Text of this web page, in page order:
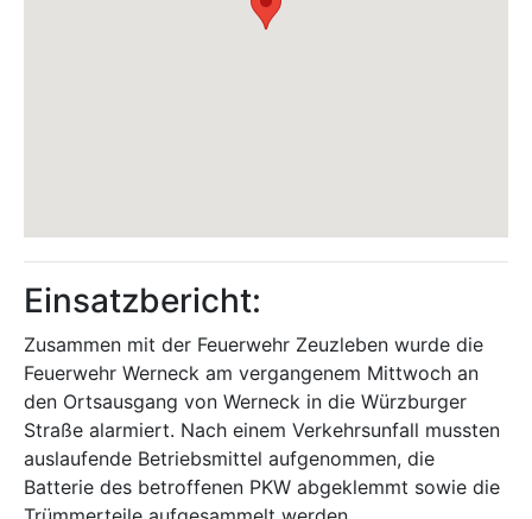
Einsatzbericht:
Zusammen mit der Feuerwehr Zeuzleben wurde die
Feuerwehr Werneck am vergangenem Mittwoch an
den Ortsausgang von Werneck in die Würzburger
Straße alarmiert. Nach einem Verkehrsunfall mussten
auslaufende Betriebsmittel aufgenommen, die
Batterie des betroffenen PKW abgeklemmt sowie die